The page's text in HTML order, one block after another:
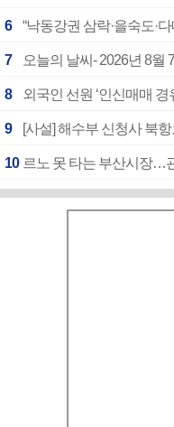
6 “낙동강권 삼락·을숙도·
7 오늘의 날씨- 2026년 8월
8 외국인 선원 ‘인신매매
9 [사설] 해수부 신청사 북
10 르노 못 타는 부산시장…